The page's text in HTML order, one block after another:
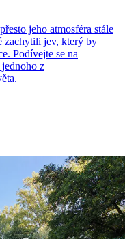
jeho atmosféra stále
zachytili jev, který by
Podívejte se na
z